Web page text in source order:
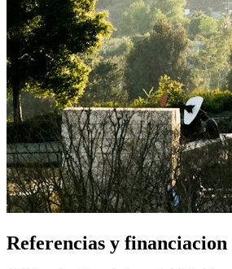
Referencias y financiacion